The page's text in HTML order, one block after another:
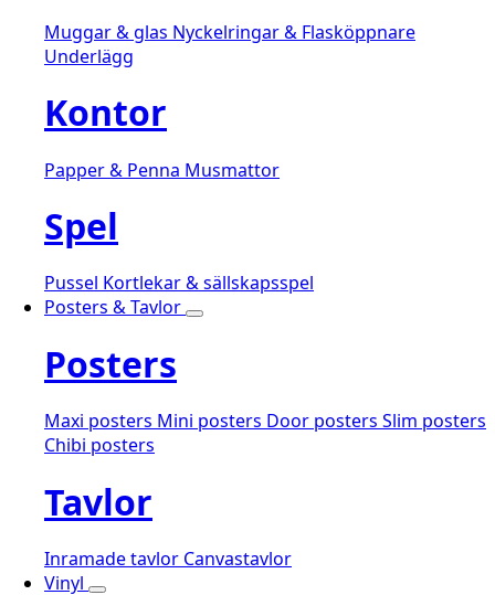
Muggar & glas Nyckelringar & Flasköppnare
Underlägg
Kontor
Papper & Penna Musmattor
Spel
Pussel Kortlekar & sällskapsspel
Posters & Tavlor
Posters
Maxi posters Mini posters Door posters Slim posters
Chibi posters
Tavlor
Inramade tavlor Canvastavlor
Vinyl